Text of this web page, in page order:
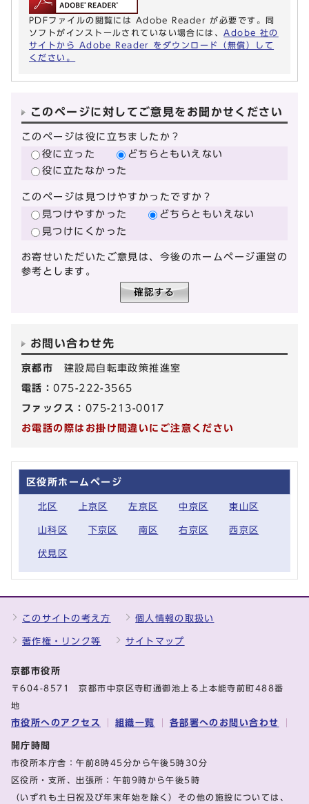
PDFファイルの閲覧には Adobe Reader が必要です。同
ソフトがインストールされていない場合には、 Adobe 社の
サイトから Adobe Reader をダウンロード（無償）して
ください。
このページに対してご意見をお聞かせください
このページは役に立ちましたか？
役に立った
どちらともいえない
役に立たなかった
このページは見つけやすかったですか？
見つけやすかった
どちらともいえない
見つけにくかった
お寄せいただいたご意見は、今後のホームページ運営の
参考とします。
お問い合わせ先
京都市 建設局自転車政策推進室
電話：075-222-3565
ファックス： 075-213-0017
お電話の際はお掛け間違いにご注意ください
区役所ホームページ
北区 上京区 左京区 中京区 東山区
山科区 下京区 南区 右京区 西京区
伏見区
このサイトの考え方 個人情報の取扱い
著作権・リンク等 サイトマップ
京都市役所
〒604-8571 京都市中京区寺町通御池上る上本能寺前町488番
地
市役所へのアクセス 組織一覧 各部署へのお問い合わせ
開庁時間
市役所本庁舎：午前8時45分から午後5時30分
区役所・支所、出張所：午前9時から午後5時
（いずれも土日祝及び年末年始を除く）その他の施設については、